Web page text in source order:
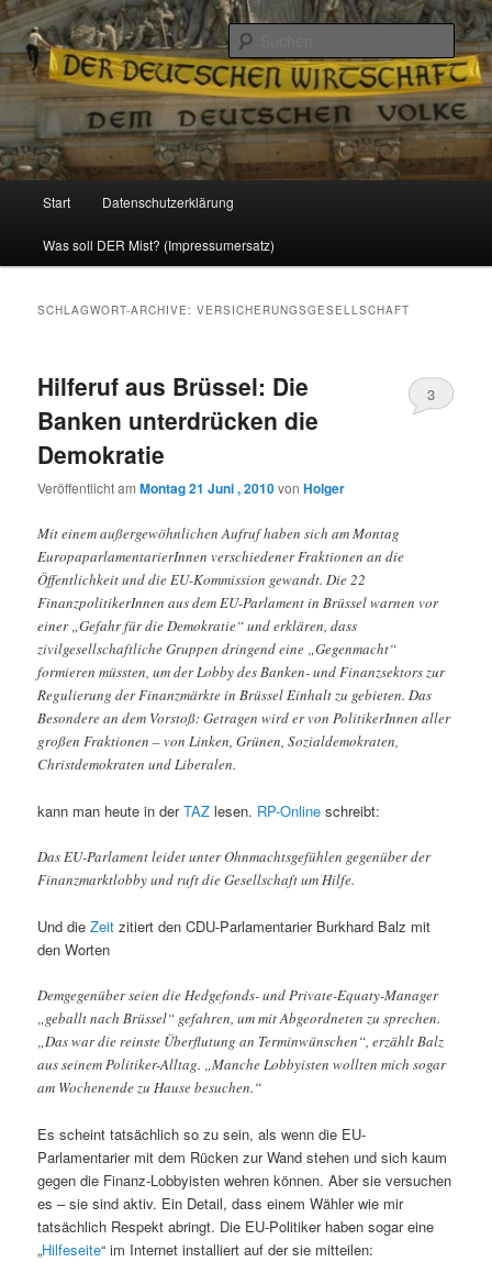
Reizzentrum
Politik, Wirtschaft, Soziales und Gesellschaft
Zum
Inhalt
Zum
sekundären
Start Datenschutzerklärung
Was soll DER Mist? (Impressumersatz)
SCHLAGWORT-ARCHIVE:VERSICHERUNGSGESELLSCHAFT
Hilferuf aus Brüssel: Die
Banken unterdrücken die
Demokratie
Veröffentlicht amMontag 21 Juni , 2010vonHolger
3
Mit einem außergewöhnlichen Aufruf haben sich am Montag
EuropaparlamentarierInnen verschiedener Fraktionen an die
Öffentlichkeit und die EU-Kommission gewandt. Die 22
FinanzpolitikerInnen aus dem EU-Parlament in Brüssel warnen vor
einer „Gefahr für die Demokratie“ und erklären, dass
zivilgesellschaftliche Gruppen dringend eine „Gegenmacht“
formieren müssten, um der Lobby des Banken- und Finanzsektors zur
Regulierung der Finanzmärkte in Brüssel Einhalt zu gebieten. Das
Besondere an dem Vorstoß: Getragen wird er von PolitikerInnen aller
großen Fraktionen – von Linken, Grünen, Sozialdemokraten,
Christdemokraten und Liberalen.
kann man heute in derTAZ lesen. RP-Online schreibt:
Das EU-Parlament leidet unter Ohnmachtsgefühlen gegenüber der
Finanzmarktlobby und ruft die Gesellschaft um Hilfe.
Und dieZeitzitiert den CDU-Parlamentarier Burkhard Balz mit
den Worten
Demgegenüber seien die Hedgefonds- und Private-Equaty-Manager
„geballt nach Brüssel“ gefahren, um mit Abgeordneten zu sprechen.
„Das war die reinste Überflutung an Terminwünschen“, erzählt Balz
aus seinem Politiker-Alltag. „Manche Lobbyisten wollten mich sogar
am Wochenende zu Hause besuchen.“
Es scheint tatsächlich so zu sein, als wenn die EU-
Parlamentarier mit dem Rücken zur Wand stehen und sich kaum
gegen die Finanz-Lobbyisten wehren können. Aber sie versuchen
es – sie sind aktiv. Ein Detail, dass einem Wähler wie mir
tatsächlich Respekt abringt. Die EU-Politiker haben sogar eine
„Hilfeseite“ im Internet installiert auf der sie mitteilen: